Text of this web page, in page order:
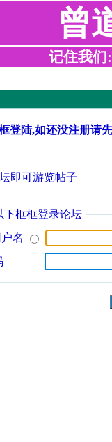
曾
记住我们
登陆,如还没注册请
即可游览帖子
下框框登录论坛
名